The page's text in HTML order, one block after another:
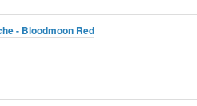
- Bloodmoon Red